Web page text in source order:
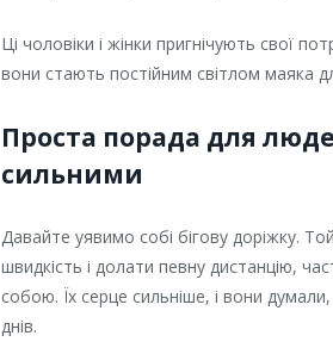
Ці чоловіки і жінки пригнічують свої
вони стають постійним світлом маяка
Проста порада для
сильними
Давайте уявимо собі бігову доріжку.
швидкість і долати певну дистанцію,
собою. Їх серце сильніше, і вони
днів.